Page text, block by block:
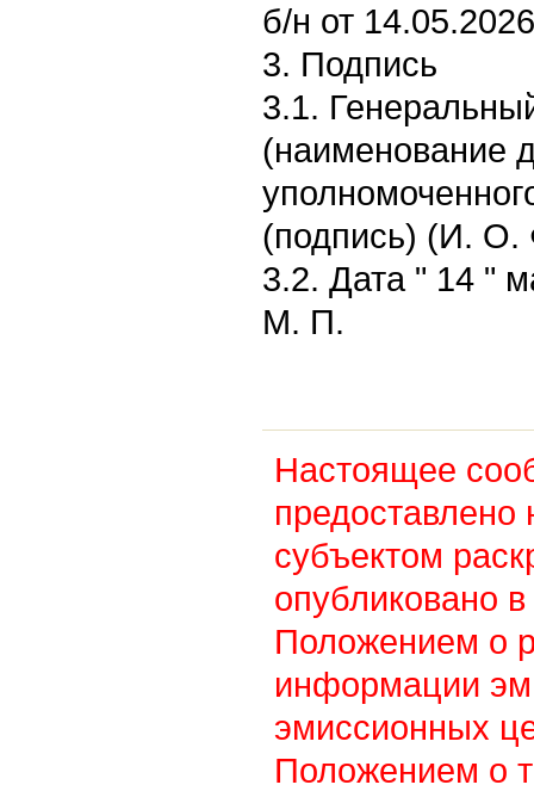
б/н от 14.05.2026
3. Подпись
3.1.
(наименование
(подпись) (И.
3.2. Дата " 14 "
М. П.
Настоящее
предоставлено
субъектом
опубликовано в
Положением о
информации
эмиссионных
Положением о